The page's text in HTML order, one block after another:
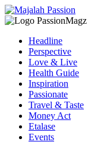
Headline
Perspective
Love & Live
Health Guide
Inspiration
Passionate
Travel & Taste
Money Act
Etalase
Events